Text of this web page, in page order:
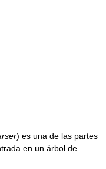
) es una de las partes
en un árbol de